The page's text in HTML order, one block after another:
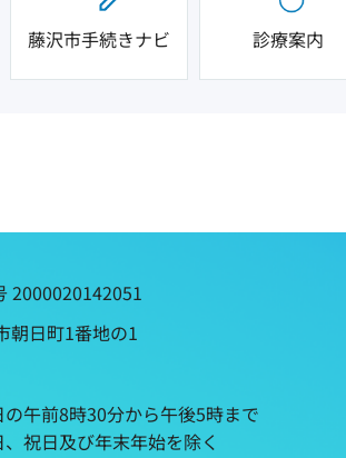
藤沢市手続きナビ 診療案内
2000020142051
朝日町1番地の1
午前8時30分から午後5時まで
祝日及び年末年始を除く